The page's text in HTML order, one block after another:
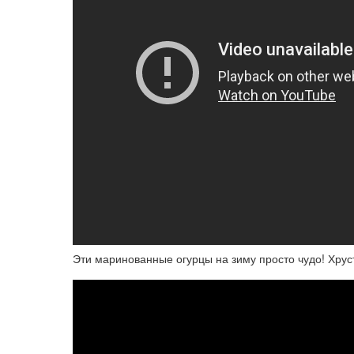
Эти маринованные огурцы на зиму просто чудо!